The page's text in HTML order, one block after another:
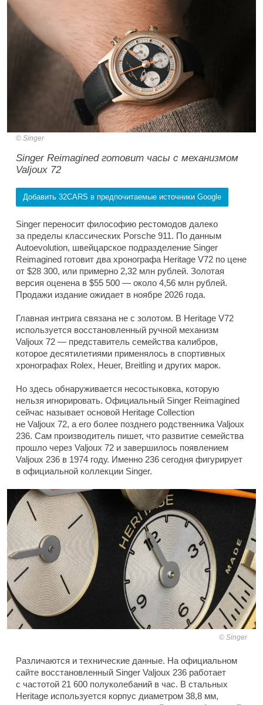
Singer
Singer Reimagined готовит часы с механизмом
Valjoux 72
Добавить 32CARS в предпочитаемые источники Google
Singer переносит философию рестомодов далеко
за пределы классических Porsche 911. По данным
Autoevolution, швейцарское подразделение Singer
Reimagined готовит два хронографа Heritage V72 по цене
от $28 300, или примерно 2,32 млн рублей. Золотая
версия оценена в $55 500 — около 4,56 млн рублей.
Продажи издание ожидает в ноябре 2026 года.
Главная интрига связана не с золотом. В Heritage V72
используется восстановленный ручной механизм
Valjoux 72 — представитель семейства калибров,
которое десятилетиями применялось в спортивных
хронографах Rolex, Heuer, Breitling и других марок.
Но здесь обнаруживается несостыковка, которую
нельзя игнорировать. Официальный Singer Reimagined
сейчас называет основой Heritage Collection
не Valjoux 72, а его более позднего родственника Valjoux
236. Сам производитель пишет, что развитие семейства
прошло через Valjoux 72 и завершилось появлением
Valjoux 236 в 1974 году. Именно 236 сегодня фигурирует
в официальной коллекции Singer.
Singer
Различаются и технические данные. На официальном
сайте восстановленный Singer Valjoux 236 работает
с частотой 21 600 полуколебаний в час. В стальных
Heritage используется корпус диаметром 38,8 мм,